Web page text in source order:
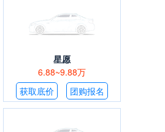
星愿
6.88~9.88万
获取底价
团购报名